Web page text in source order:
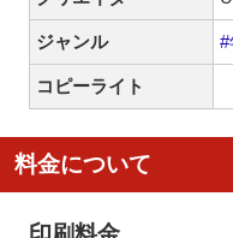
ジャンル
コピーライト
料金について